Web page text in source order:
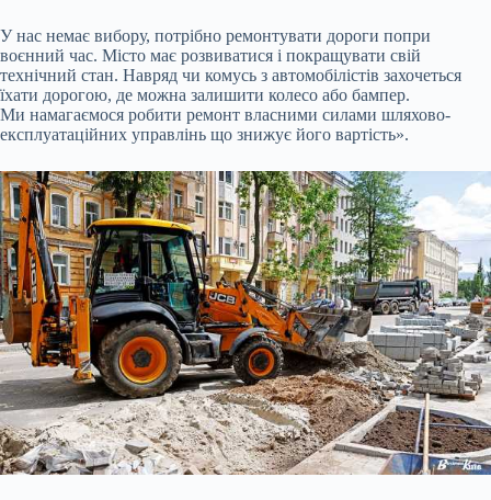
У нас немає вибору, потрібно ремонтувати дороги попри
воєнний час. Місто має розвиватися і покращувати свій
технічний стан. Навряд чи комусь з автомобілістів захочеться
їхати дорогою, де можна залишити колесо або бампер.
Ми намагаємося робити ремонт власними силами шляхово-
експлуатаційних управлінь що знижує його вартість».